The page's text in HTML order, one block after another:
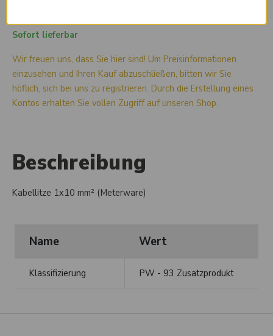
Sofort lieferbar
Wir freuen uns, dass Sie hier sind! Um Preisinformationen
einzusehen und Ihren Kauf abzuschließen, bitten wir Sie
höflich, sich bei uns zu registrieren. Durch die Erstellung eines
Kontos erhalten Sie vollen Zugriff auf unseren Shop.
Beschreibung
Kabellitze 1x10 mm² (Meterware)
Name Wert
Klassifizierung PW - 93 Zusatzprodukt